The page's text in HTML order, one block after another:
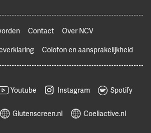
Contact
Over NCV
Colofon en aansprakelijkheid
Youtube Instagram Spotify
Glutenscreen.nl Coeliactive.nl